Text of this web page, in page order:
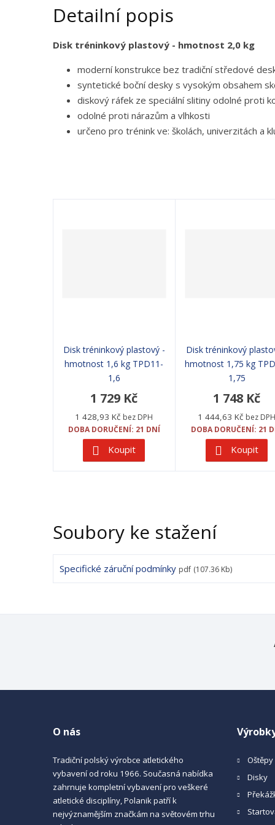
Detailní popis
Disk tréninkový plastový - hmotnost 2,0 kg
moderní konstrukce bez tradiční středové
syntetické boční desky s vysokým obsahem
diskový ráfek ze speciální slitiny odolné proti
odolné proti nárazům a vlhkosti
určeno pro trénink ve: školách, univerzitách a
Disk tréninkový plastový -
hmotnost 1,6 kg TPD11-
1,6
1 729 Kč
1 428,93 Kč bez DPH
DOBA DORUČENÍ: 21 DNÍ
Koupit
Disk tréninkový
hmotnost 1,75 kg
1,75
1 748 Kč
1 444,63 Kč bez DPH
DOBA DORUČENÍ: 21
Koupit
Soubory ke stažení
Specifické záruční podmínky pdf (107.36 Kb)
O nás
Tradiční polský výrobce atletického
vybavení od roku 1966. Současná nabídka
zahrnuje kompletní vybavení pro veškeré
atletické disciplíny, Polanik patří k
nejvýznamějším značkám na světovém trhu
Oštěpy
Disky